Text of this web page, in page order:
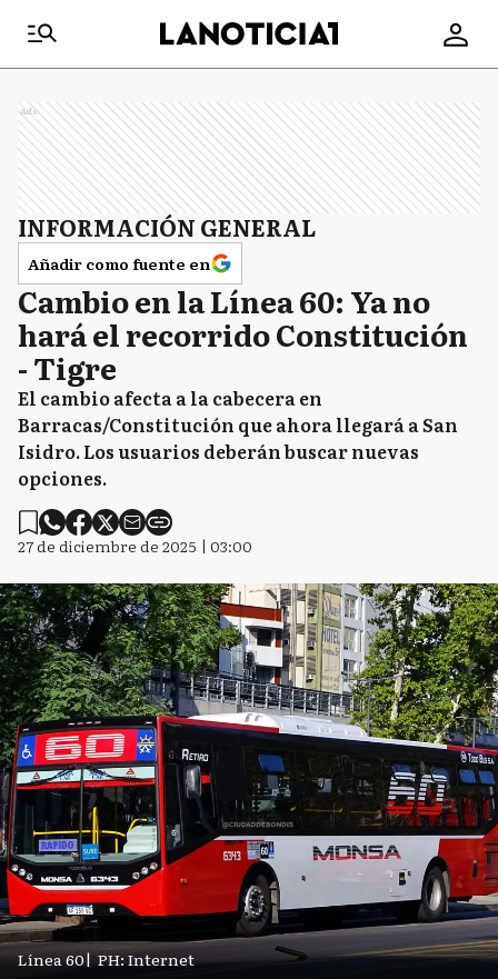
Ads
INFORMACIÓN GENERAL
Añadir como fuente en
Cambio en la Línea 60: Ya no
hará el recorrido Constitución
- Tigre
El cambio afecta a la cabecera en
Barracas/Constitución que ahora llegará a San
Isidro. Los usuarios deberán buscar nuevas
opciones.
27 de diciembre de 2025 | 03:00
Línea 60| PH: Internet